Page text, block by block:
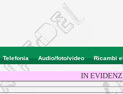
Telefonia Audio/foto/video Ricambi
IN